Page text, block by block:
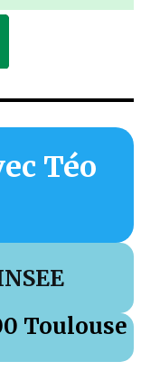
Téo
Toulouse